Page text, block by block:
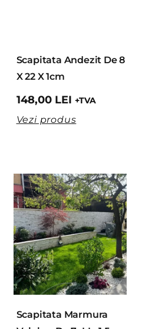
Scapitata Andezit De 8
X 22 X 1cm
148,00 LEI +TVA
Vezi produs
Scapitata Marmura